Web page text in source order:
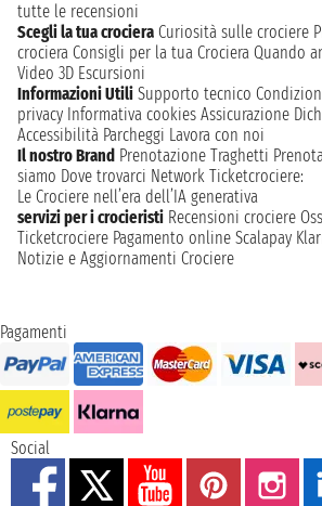
tutte le recensioni
Scegli la tua crociera Curiosità sulle crociere
crociera Consigli per la tua Crociera Quando
Video 3D Escursioni
Informazioni Utili Supporto tecnico
privacy Informativa cookies Assicurazione
Accessibilità Parcheggi Lavora con noi
Il nostro Brand Prenotazione Traghetti
siamo Dove trovarci Network Ticketcrociere:
Le Crociere nell’era dell’IA generativa
servizi per i crocieristi Recensioni crociere
Ticketcrociere Pagamento online Scalapay
Notizie e Aggiornamenti Crociere
Pagamenti
Social